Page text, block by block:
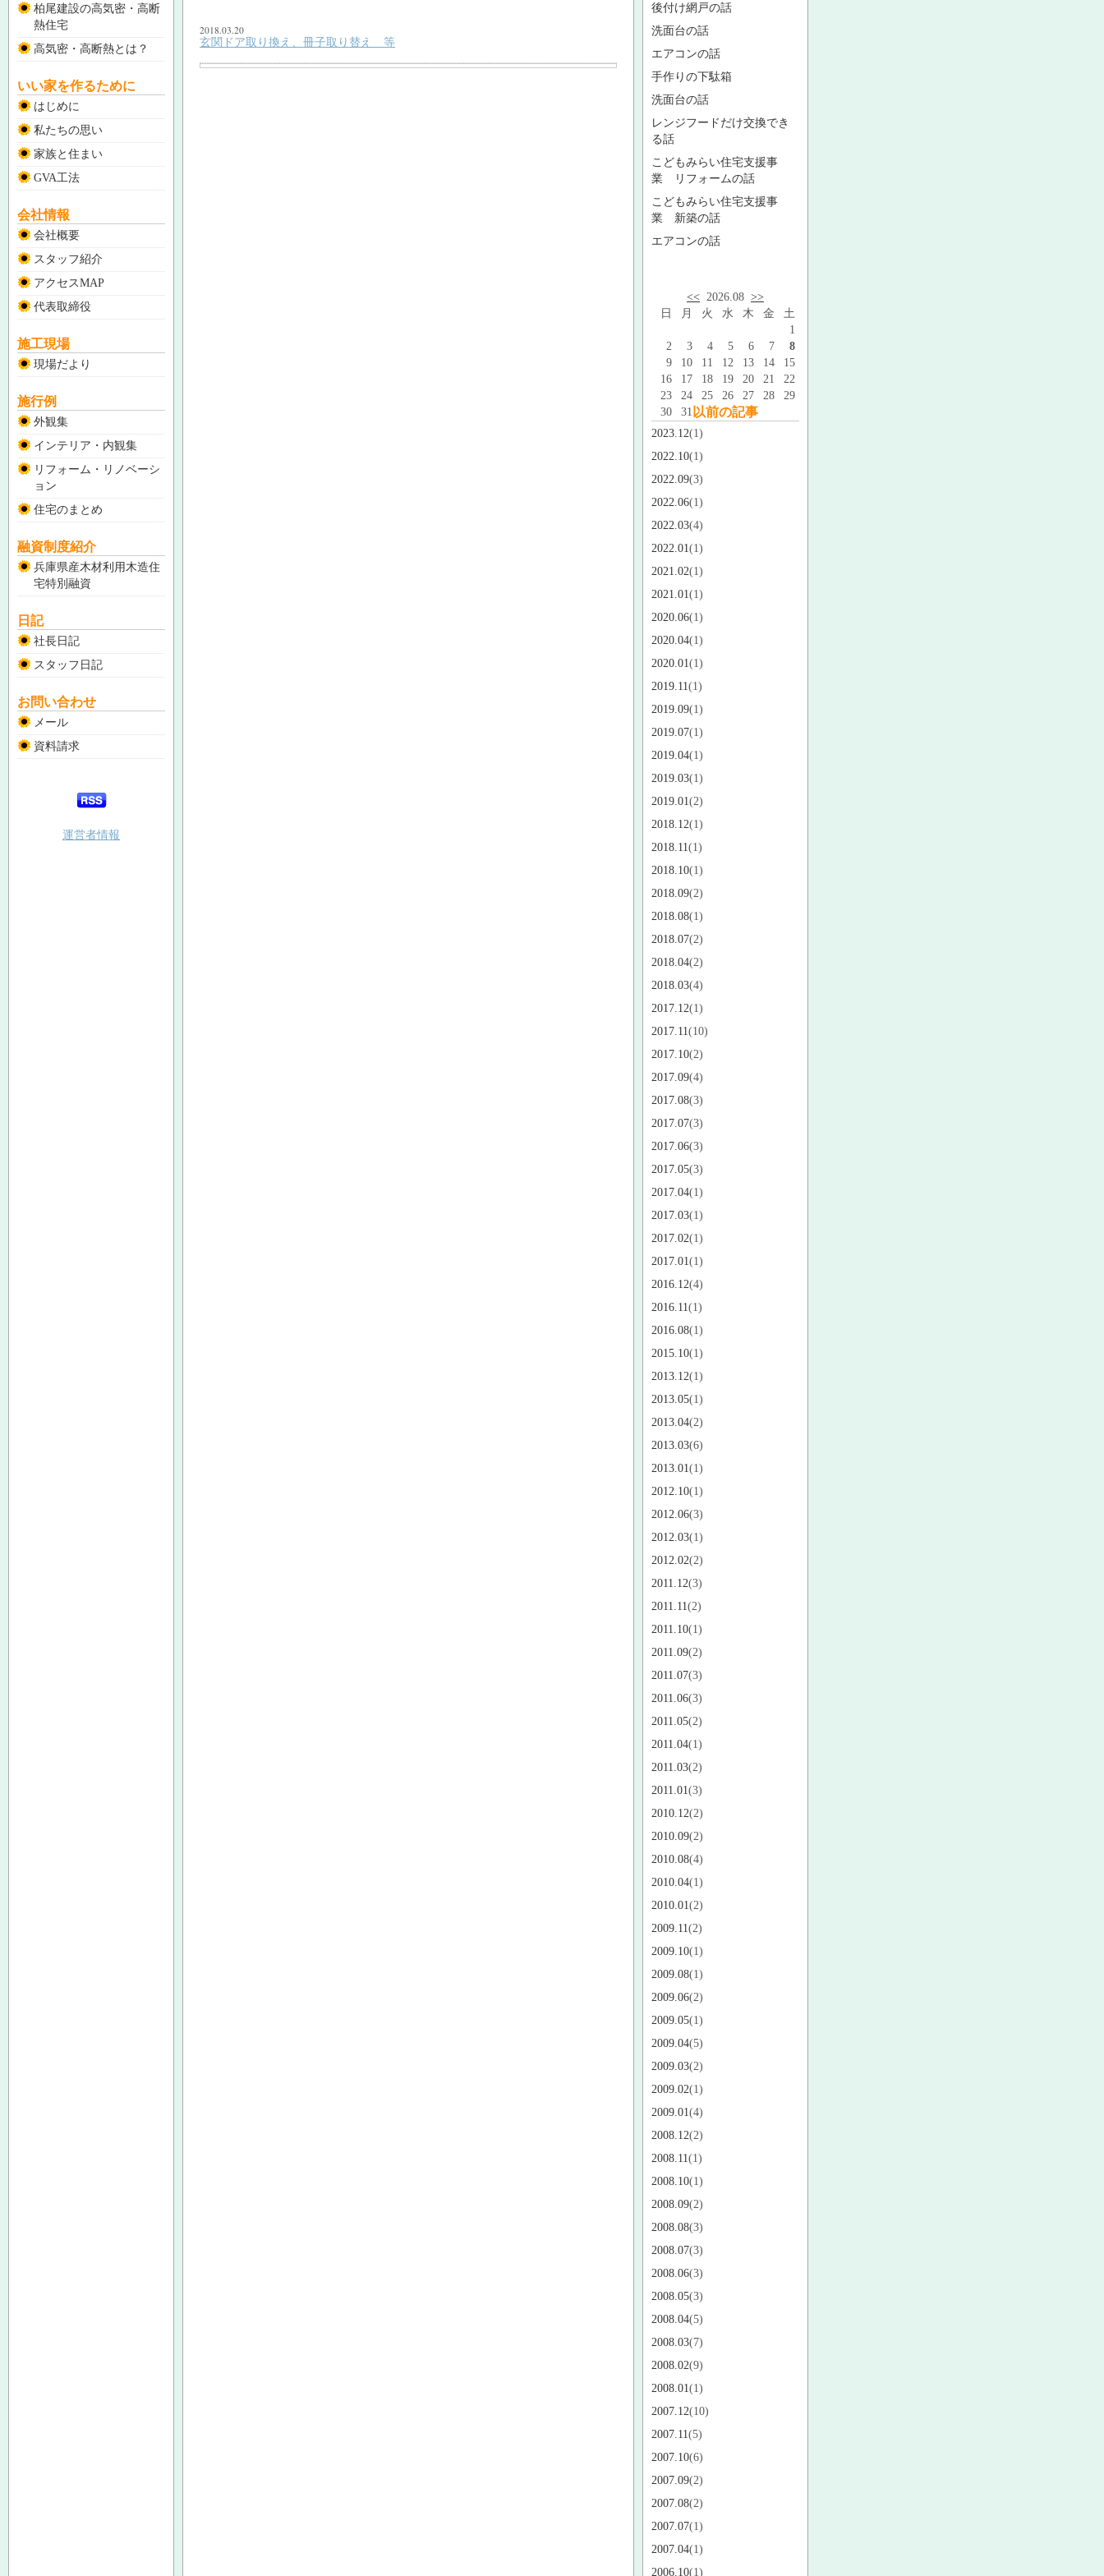
柏尾建設の高気密・高断
熱住宅
高気密・高断熱とは？
いい家を作るために
はじめに
私たちの思い
家族と住まい
GVA工法
会社情報
会社概要
スタッフ紹介
アクセスMAP
代表取締役
施工現場
現場だより
施行例
外観集
インテリア・内観集
リフォーム・リノベーシ
ョン
住宅のまとめ
融資制度紹介
兵庫県産木材利用木造住
宅特別融資
日記
社長日記
スタッフ日記
お問い合わせ
メール
資料請求
運営者情報
2018.03.20
玄関ドア取り換え、冊子取り替え 等
後付け網戸の話
洗面台の話
エアコンの話
手作りの下駄箱
洗面台の話
レンジフードだけ交換でき
る話
こどもみらい住宅支援事
業 リフォームの話
こどもみらい住宅支援事
業 新築の話
エアコンの話
<< 2026.08 >>
日
2
9
16
23
30
月
3
10
17
24
31
火
4
11
18
25
水
5
12
19
26
木
6
13
20
27
金
7
14
21
28
土
1
8
15
22
29
以前の記事
2023.12(1)
2022.10(1)
2022.09(3)
2022.06(1)
2022.03(4)
2022.01(1)
2021.02(1)
2021.01(1)
2020.06(1)
2020.04(1)
2020.01(1)
2019.11(1)
2019.09(1)
2019.07(1)
2019.04(1)
2019.03(1)
2019.01(2)
2018.12(1)
2018.11(1)
2018.10(1)
2018.09(2)
2018.08(1)
2018.07(2)
2018.04(2)
2018.03(4)
2017.12(1)
2017.11(10)
2017.10(2)
2017.09(4)
2017.08(3)
2017.07(3)
2017.06(3)
2017.05(3)
2017.04(1)
2017.03(1)
2017.02(1)
2017.01(1)
2016.12(4)
2016.11(1)
2016.08(1)
2015.10(1)
2013.12(1)
2013.05(1)
2013.04(2)
2013.03(6)
2013.01(1)
2012.10(1)
2012.06(3)
2012.03(1)
2012.02(2)
2011.12(3)
2011.11(2)
2011.10(1)
2011.09(2)
2011.07(3)
2011.06(3)
2011.05(2)
2011.04(1)
2011.03(2)
2011.01(3)
2010.12(2)
2010.09(2)
2010.08(4)
2010.04(1)
2010.01(2)
2009.11(2)
2009.10(1)
2009.08(1)
2009.06(2)
2009.05(1)
2009.04(5)
2009.03(2)
2009.02(1)
2009.01(4)
2008.12(2)
2008.11(1)
2008.10(1)
2008.09(2)
2008.08(3)
2008.07(3)
2008.06(3)
2008.05(3)
2008.04(5)
2008.03(7)
2008.02(9)
2008.01(1)
2007.12(10)
2007.11(5)
2007.10(6)
2007.09(2)
2007.08(2)
2007.07(1)
2007.04(1)
2006.10(1)